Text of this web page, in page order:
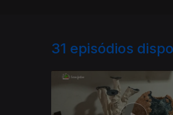
31 episódios